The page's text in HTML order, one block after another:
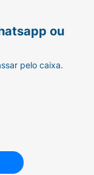
ou
pelo caixa.